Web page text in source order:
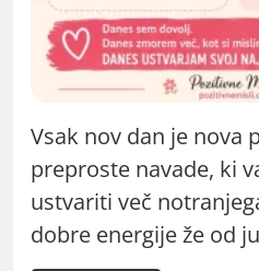
Vsak nov dan je nova
preproste navade, ki
ustvariti več
dobre energije že od